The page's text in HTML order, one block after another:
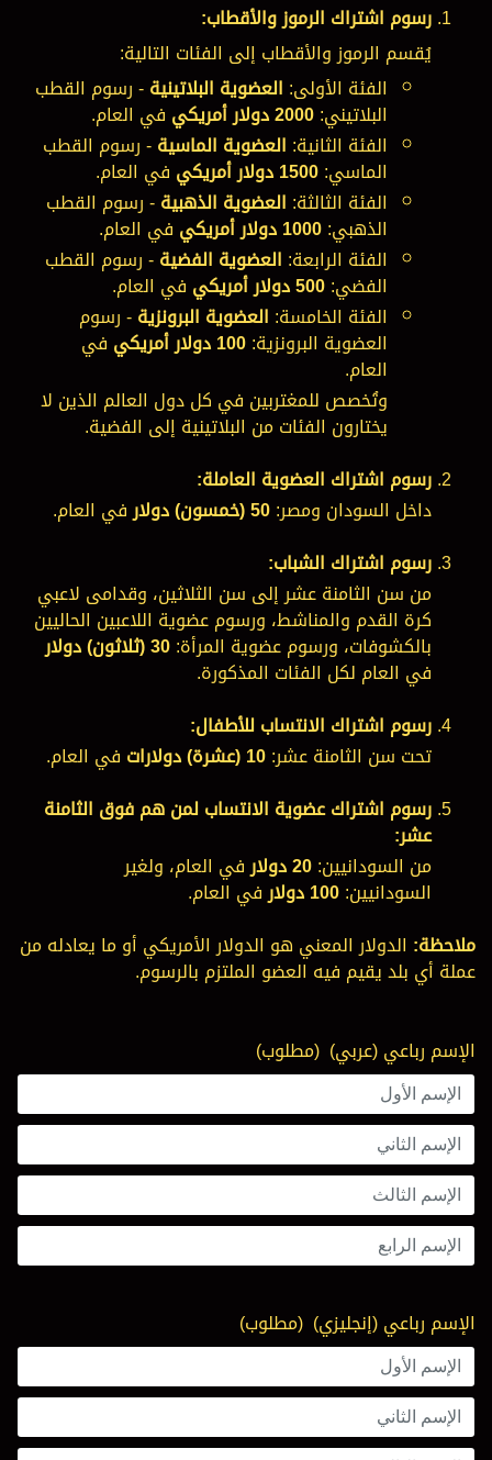
رسوم اشتراك الرموز والأقطاب:
يُقسم الرموز والأقطاب إلى الفئات التالية:
الفئة الأولى: العضوية البلاتينية- رسوم القطب
البلاتيني:2000 دولار أمريكي
في العام.
الفئة الثانية: العضوية الماسية- رسوم القطب
الماسي:1500 دولار أمريكي
في العام.
الفئة الثالثة: العضوية الذهبية- رسوم القطب
الذهبي:1000 دولار أمريكي
في العام.
الفئة الرابعة: العضوية الفضية- رسوم القطب
الفضي:500 دولار أمريكي
في العام.
الفئة الخامسة: العضوية البرونزية- رسوم
العضوية البرونزية:100 دولار أمريكي في
العام.
وتُخصص للمغتربين في كل دول العالم الذين لا
يختارون الفئات من البلاتينية إلى الفضية.
رسوم اشتراك العضوية العاملة:
داخل السودان ومصر:50 (خمسون) دولار
في العام.
رسوم اشتراك الشباب:
من سن الثامنة عشر إلى سن الثلاثين، وقدامى لاعبي
كرة القدم والمناشط، ورسوم عضوية اللاعبين الحاليين
بالكشوفات، ورسوم عضوية المرأة:30 (ثلاثون) دولار
في العام لكل الفئات المذكورة.
رسوم اشتراك الانتساب للأطفال:
تحت سن الثامنة عشر:10 (عشرة) دولارات
في العام.
رسوم اشتراك عضوية الانتساب لمن هم فوق الثامنة
عشر:
من السودانيين:20 دولار في العام، ولغير
السودانيين:100 دولار
في العام.
ملاحظة: الدولار المعني هو الدولار الأمريكي أو ما يعادله من
عملة أي بلد يقيم فيه العضو الملتزم بالرسوم.
الإسم رباعي (عربي) (مطلوب)
الإسم رباعي (إنجليزي) (مطلوب)